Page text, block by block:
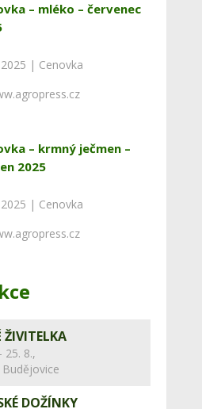
– mléko – červenec
| Cenovka
– krmný ječmen –
2025
| Cenovka
ŽIVITELKA
25. 8.,
Budějovice
DOŽÍNKY